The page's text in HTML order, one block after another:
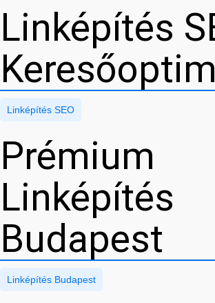
Linképítés
Linképítés SEO
Prémium
Linképítés
Budapest
Linképítés Budapest